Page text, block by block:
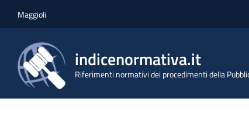
Maggioli
indicenormativa.it
Riferimenti normativi dei procedimenti della